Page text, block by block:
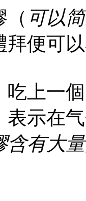
（ 可以
拜便可
吃上一
表示在
含有大